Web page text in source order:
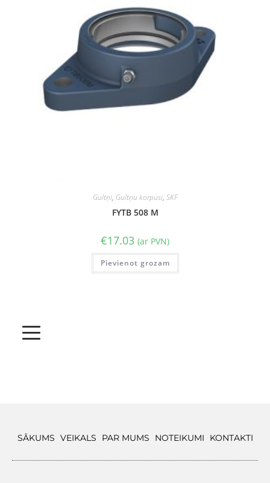
Gultņi, Gultņu korpusi, SKF
FYTB 508 M
€17.03 (ar PVN)
Pievienot grozam
SĀKUMS VEIKALS PAR MUMS NOTEIKUMI KONTAKTI